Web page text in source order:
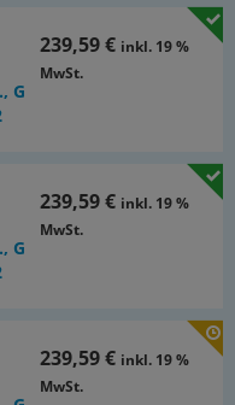
auf der Sekundärseite,
durch
arretiert und mit
Anschließen eines
(G 1/8"). Durch diesen
das Öl in den
G
239,59 € inkl. 19 %
MwSt.
G
239,59 € inkl. 19 %
MwSt.
239,59 € inkl. 19 %
MwSt.